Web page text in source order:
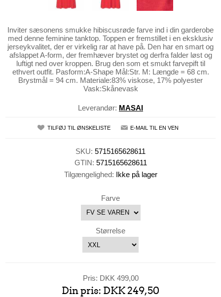
Inviter sæsonens smukke hibiscusrøde farve ind i din garderobe
med denne feminine tanktop. Toppen er fremstillet i en eksklusiv
jerseykvalitet, der er virkelig rar at have på. Den har en smart og
afslappet A-form, der fremhæver brystet og derfra falder løst og
luftigt ned over kroppen. Brug den som et smukt farvepift til
ethvert outfit. Pasform:A-Shape Mål:Str. M: Længde = 68 cm.
Brystmål = 94 cm. Materiale:83% viskose, 17% polyester
Vask:Skånevask
Leverandør: MASAI
TILFØJ TIL ØNSKELISTE E-MAIL TIL EN VEN
SKU: 5715165628611
GTIN: 5715165628611
Tilgængelighed: Ikke på lager
Farve
Størrelse
Pris: DKK 499,00
Din pris: DKK 249,50